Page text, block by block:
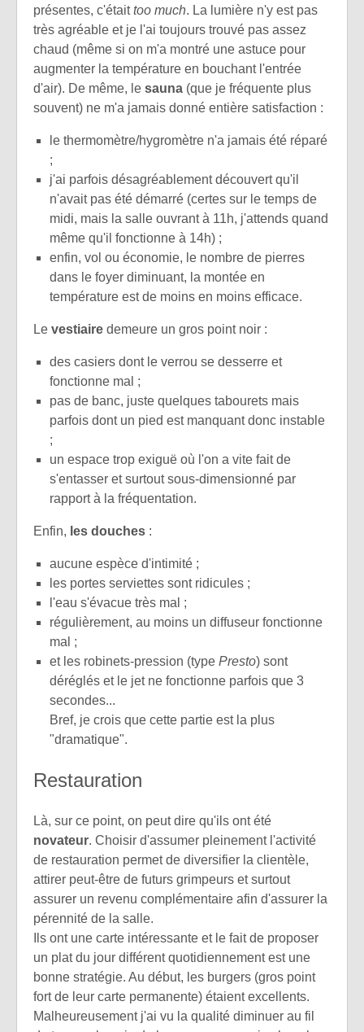
présentes, c'étaittoo much. La lumière n'y est pas
très agréable et je l'ai toujours trouvé pas assez
chaud (même si on m'a montré une astuce pour
augmenter la température en bouchant l'entrée
d'air). De même, le sauna (que je fréquente plus
souvent) ne m'a jamais donné entière satisfaction :
le thermomètre/hygromètre n'a jamais été réparé
;
j'ai parfois désagréablement découvert qu'il
n'avait pas été démarré (certes sur le temps de
midi, mais la salle ouvrant à 11h, j'attends quand
même qu'il fonctionne à 14h) ;
enfin, vol ou économie, le nombre de pierres
dans le foyer diminuant, la montée en
température est de moins en moins efficace.
Le vestiaire demeure un gros point noir :
des casiers dont le verrou se desserre et
fonctionne mal ;
pas de banc, juste quelques tabourets mais
parfois dont un pied est manquant donc instable
;
un espace trop exiguë où l'on a vite fait de
s'entasser et surtout sous-dimensionné par
rapport à la fréquentation.
Enfin, les douches :
aucune espèce d'intimité ;
les portes serviettes sont ridicules ;
l'eau s'évacue très mal ;
régulièrement, au moins un diffuseur fonctionne
mal ;
et les robinets-pression (type Presto) sont
déréglés et le jet ne fonctionne parfois que 3
secondes...
Bref, je crois que cette partie est la plus
"dramatique".
Restauration
Là, sur ce point, on peut dire qu'ils ont été
novateur. Choisir d'assumer pleinement l'activité
de restauration permet de diversifier la clientèle,
attirer peut-être de futurs grimpeurs et surtout
assurer un revenu complémentaire afin d'assurer la
pérennité de la salle.
Ils ont une carte intéressante et le fait de proposer
un plat du jour différent quotidiennement est une
bonne stratégie. Au début, les burgers (gros point
fort de leur carte permanente) étaient excellents.
Malheureusement j'ai vu la qualité diminuer au fil